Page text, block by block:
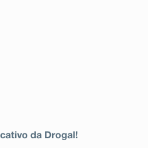
da Drogal!